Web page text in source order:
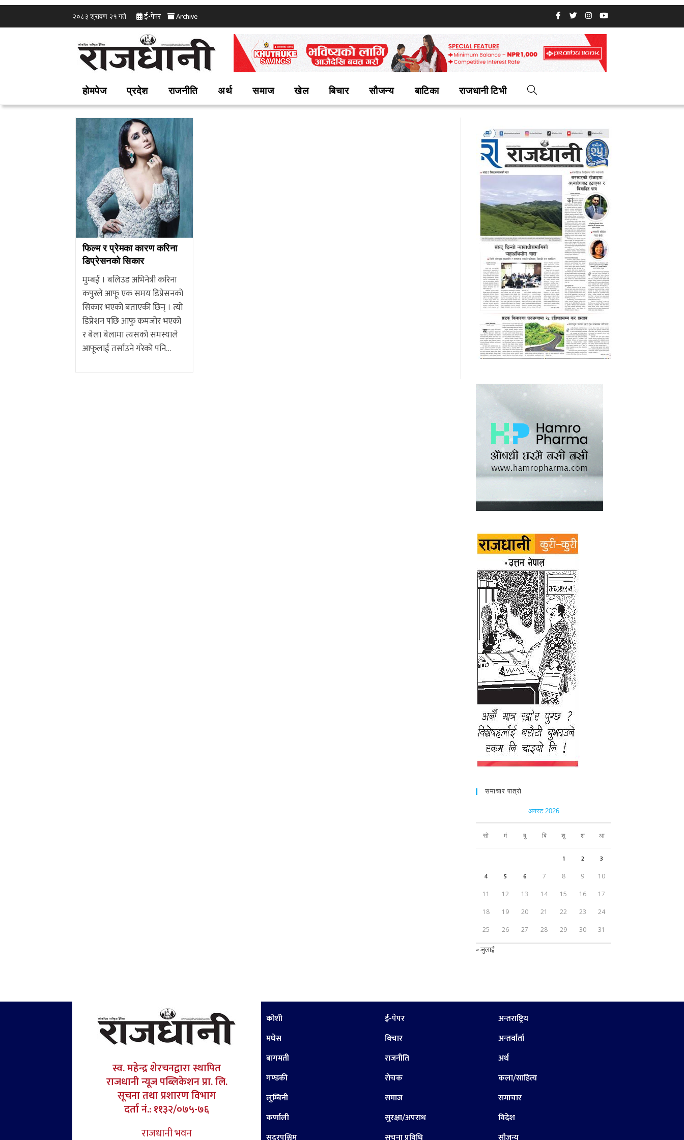
२०८३ श्रावण २१ गते ई-पेपर Archive
होमपेज प्रदेश राजनीति अर्थ समाज खेल बिचार सौजन्य बाटिका राजधानी टिभी
फिल्म र प्रेमका कारण करिना
डिप्रेसनको सिकार
मुम्बई । बलिउड अभिनेत्री करिना
कपुरले आफू एक समय डिप्रेसनको
सिकार भएको बताएकी छिन् । त्यो
डिप्रेशन पछि आफु कमजोर भएको
र बेला बेलामा त्यसको समस्याले
आफूलाई तर्साउने गरेको पनि…
समाचार पात्रो
अगस्ट 2026
सो मं बु बि शु श आ
1 2
3
4
5 6 7 8 9 10
11 12 13 14 15 16 17
18 19 20 21 22 23 24
25 26 27 28 29 30 31
« जुलाई
स्व. महेन्द्र शेरचनद्वारा स्थापित
राजधानी न्यूज पब्लिकेशन प्रा. लि.
सूचना तथा प्रशारण विभाग
दर्ता नं.: ११३२/०७५-७६
राजधानी भवन
कोशी
मधेस
बागमती
गण्डकी
लुम्बिनी
कर्णाली
ई-पेपर
बिचार
राजनीति
रोचक
समाज
सुरक्षा/अपराध
अन्तराष्ट्रिय
अन्तर्वार्ता
अर्थ
कला/साहित्य
समाचार
विदेश